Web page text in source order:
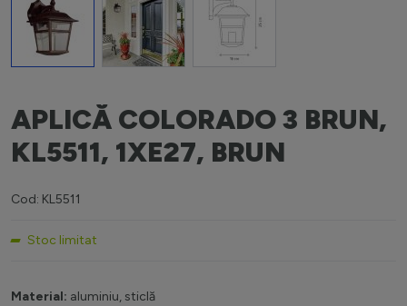
APLICĂ COLORADO 3 BRUN,
KL5511, 1XE27, BRUN
Cod: KL5511
Stoc limitat
Material: aluminiu, sticlă